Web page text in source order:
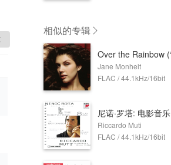
相似的专辑
Jane Monheit
FLAC / 44.1kHz/16bit
尼诺·罗塔: 电影音乐
Riccardo Muti
FLAC / 44.1kHz/16bit